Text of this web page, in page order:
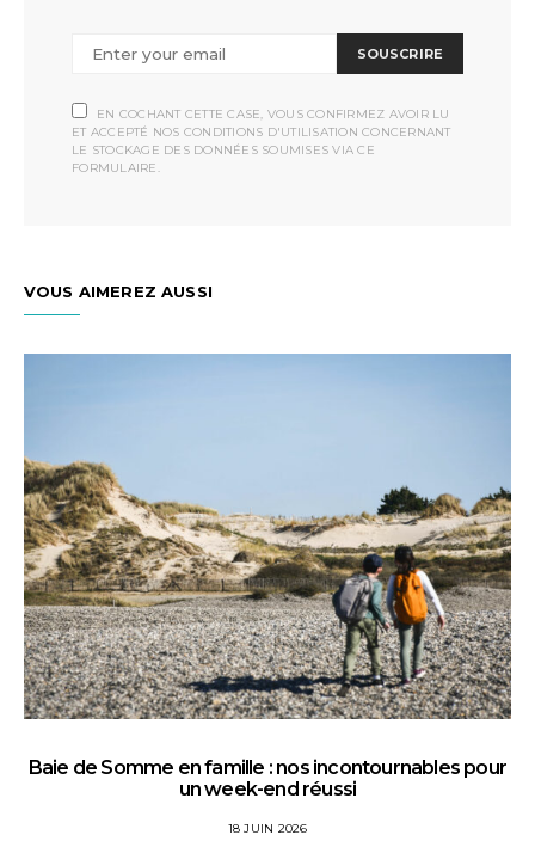
SOUSCRIRE
EN COCHANT CETTE CASE, VOUS CONFIRMEZ AVOIR LU
ET ACCEPTÉ NOS CONDITIONS D'UTILISATION CONCERNANT
LE STOCKAGE DES DONNÉES SOUMISES VIA CE
FORMULAIRE.
VOUS AIMEREZ AUSSI
Baie de Somme en famille : nos incontournables pour
un week-end réussi
18 JUIN 2026